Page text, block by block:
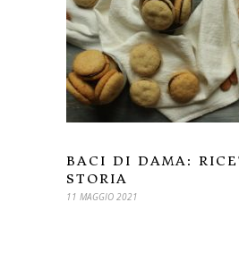
BACI DI DAMA:
STORIA
11 MAGGIO 2021